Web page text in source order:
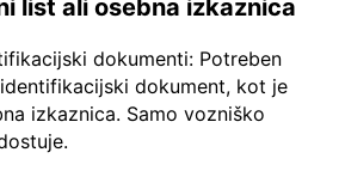
list ali osebna izkaznica
dokumenti: Potreben
dokument, kot je
izkaznica. Samo vozniško